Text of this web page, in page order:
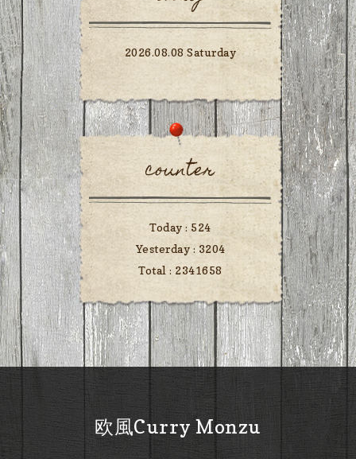
2026.08.08 Saturday
counter
Today : 524
Yesterday : 3204
Total : 2341658
欧風Curry Monzu